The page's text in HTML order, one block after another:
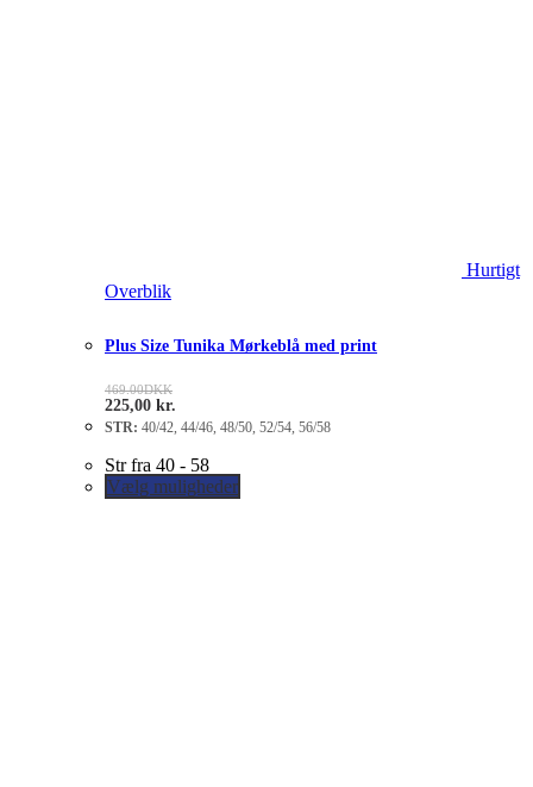
Hurtigt
Overblik
Plus Size Tunika Mørkeblå med print
469.00DKK
225,00 kr.
STR: 40/42, 44/46, 48/50, 52/54, 56/58
Str fra 40 - 58
Vælg muligheder